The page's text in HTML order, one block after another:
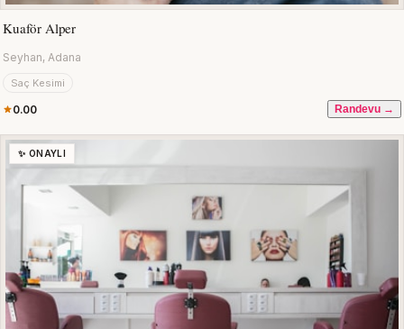
Kuaför Alper
Seyhan, Adana
Saç Kesimi
0.00 Randevu →
✨ ONAYLI